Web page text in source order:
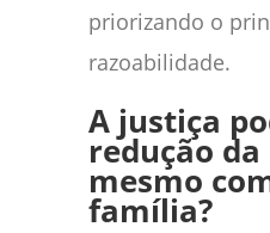
priorizando o
razoabilidade.
A justiça
redução da
mesmo
família?